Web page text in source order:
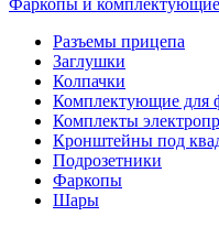
Фаркопы и комплектующие
Разъемы прицепа
Заглушки
Колпачки
Комплектующие для
Комплекты
Кронштейны под
Подрозетники
Фаркопы
Шары